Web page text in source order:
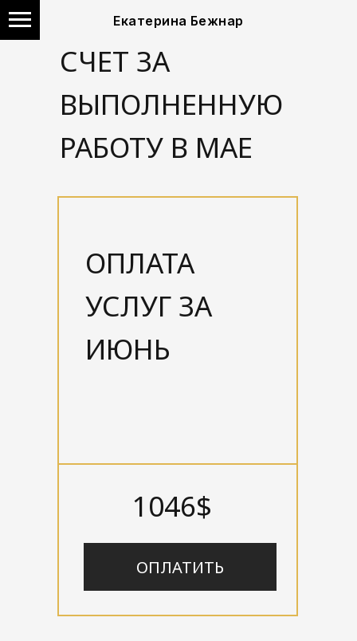
Екатерина Бежнар
СЧЕТ ЗА
ВЫПОЛНЕННУЮ
РАБОТУ В МАЕ
ОПЛАТА
УСЛУГ ЗА
ИЮНЬ
ОПЛАТИТЬ
1046$